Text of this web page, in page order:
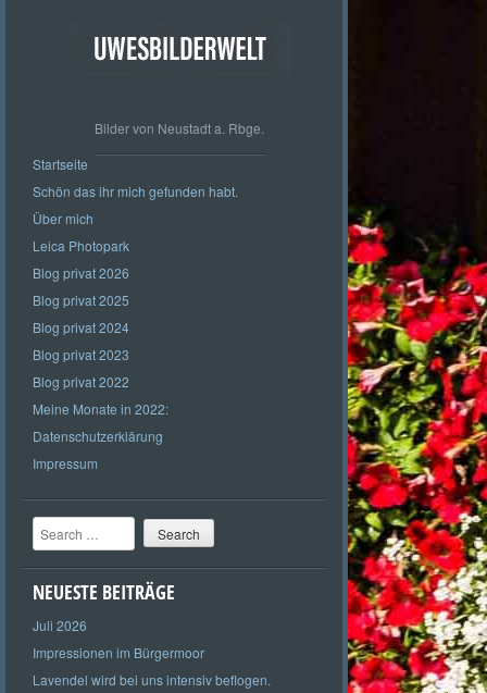
Bilder von Neustadt a. Rbge.
Startseite
Schön das ihr mich gefunden habt.
Über mich
Leica Photopark
Blog privat 2026
Blog privat 2025
Blog privat 2024
Blog privat 2023
Blog privat 2022
Meine Monate in 2022:
Datenschutzerklärung
Impressum
Search
NEUESTE BEITRÄGE
Juli 2026
Impressionen im Bürgermoor
Lavendel wird bei uns intensiv beflogen.